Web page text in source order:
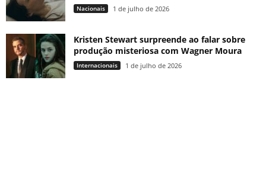
Nacionais 1 de julho de 2026
Kristen Stewart surpreende ao falar sobre
produção misteriosa com Wagner Moura
Internacionais 1 de julho de 2026